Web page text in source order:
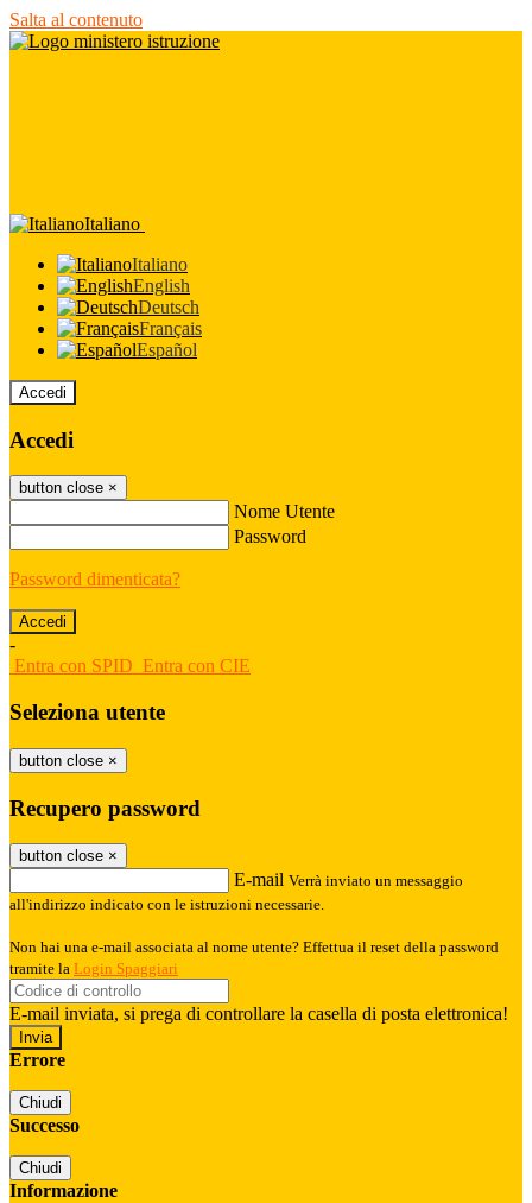
Salta al contenuto
Italiano
Italiano
English
Deutsch
Français
Español
Accedi
Accedi
button close ×
Nome Utente
Password
Password dimenticata?
-
Entra con SPID Entra con CIE
Seleziona utente
button close ×
Recupero password
button close ×
E-mail Verrà inviato un messaggio
all'indirizzo indicato con le istruzioni necessarie.
Non hai una e-mail associata al nome utente? Effettua il reset della password
tramite la Login Spaggiari
E-mail inviata, si prega di controllare la casella di posta elettronica!
Errore
Chiudi
Successo
Chiudi
Informazione